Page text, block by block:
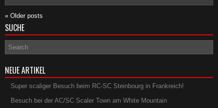
« Older posts
SUCHE
NEUE ARTIKEL
Super scaliger Besuch beim RC-SC Steinbourg in Frankreich!
Besuch bei der AC/SC Scaler Town am White Mountain